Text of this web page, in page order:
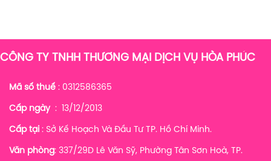
CÔNG TY TNHH THƯƠNG MẠI DỊCH VỤ HÒA PHÚC
Mã số thuế : 0312586365
Cấp ngày: 13/12/2013
Cấp tại : Sở Kế Hoạch Và Đầu Tư TP. Hồ Chí Minh.
Văn phòng: 337/29D Lê Văn Sỹ, Phường Tân Sơn Hoà, TP.